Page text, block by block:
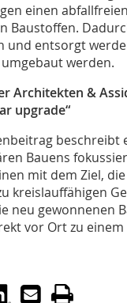
einen
Baustoffen.
und entsorgt
werden.
Architekten &
upgrade“
beschreibt
Bauens
mit dem Ziel,
kreislauffähigen
neu gewonnenen
vor Ort zu